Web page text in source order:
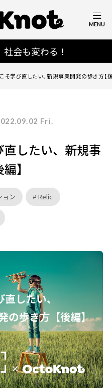
会も変わる！
MENU
そ学び直したい、新規事業開発の歩き方【
Fri.
したい、新規事
】
ョン Relic